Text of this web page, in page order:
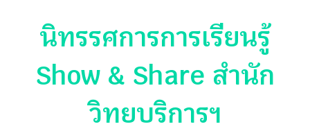
นิทรรศการการเรียนรู้
Show & Share สำนัก
วิทยบริการฯ